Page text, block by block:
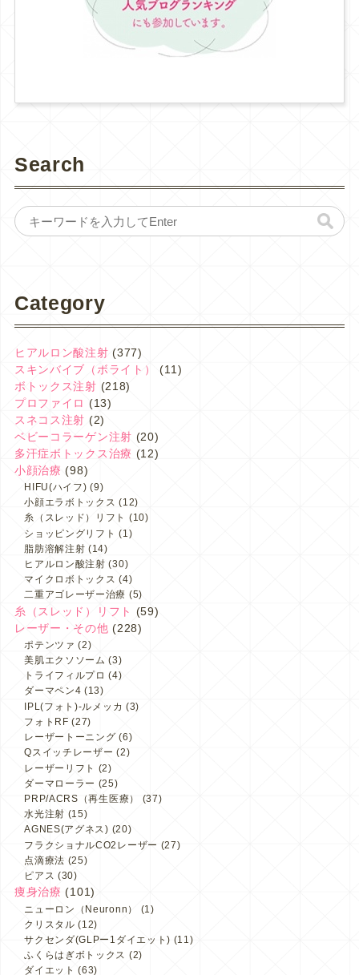
Search
Category
ヒアルロン酸注射 (377)
スキンバイブ（ボライト）
(11)
ボトックス注射 (218)
プロファイロ (13)
スネコス注射 (2)
ベビーコラーゲン注射 (20)
多汗症ボトックス治療 (12)
小顔治療 (98)
HIFU(ハイフ) (9)
小顔エラボトックス (12)
糸（スレッド）リフト (10)
ショッピングリフト (1)
脂肪溶解注射 (14)
ヒアルロン酸注射 (30)
マイクロボトックス (4)
二重アゴレーザー治療 (5)
糸（スレッド）リフト
(59)
レーザー・その他 (228)
ポテンツァ (2)
美肌エクソソーム (3)
トライフィルプロ (4)
ダーマペン4 (13)
IPL(フォト)-ルメッカ (3)
フォトRF (27)
レーザートーニング (6)
Qスイッチレーザー (2)
レーザーリフト (2)
ダーマローラー (25)
PRP/ACRS（再生医療）
(37)
水光注射 (15)
AGNES(アグネス) (20)
フラクショナルCO2レーザー (27)
点滴療法 (25)
ピアス (30)
痩身治療 (101)
ニューロン（Neuronn）
(1)
クリスタル (12)
サクセンダ(GLPー1ダイエット) (11)
ふくらはぎボトックス (2)
ダイエット (63)